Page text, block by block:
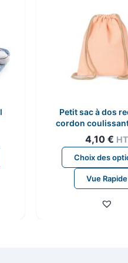
Petit sac à dos
cordon
enfant
4,10 € HT
Choix des
Vue Rapide